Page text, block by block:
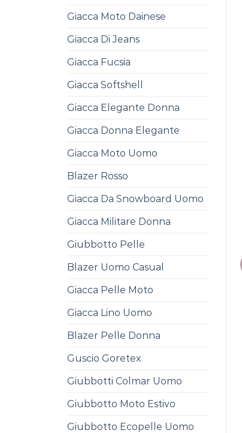
Giacca Moto Dainese
Giacca Di Jeans
Giacca Fucsia
Giacca Softshell
Giacca Elegante Donna
Giacca Donna Elegante
Giacca Moto Uomo
Blazer Rosso
Giacca Da Snowboard Uomo
Giacca Militare Donna
Giubbotto Pelle
Blazer Uomo Casual
Giacca Pelle Moto
Giacca Lino Uomo
Blazer Pelle Donna
Guscio Goretex
Giubbotti Colmar Uomo
Giubbotto Moto Estivo
Giubbotto Ecopelle Uomo